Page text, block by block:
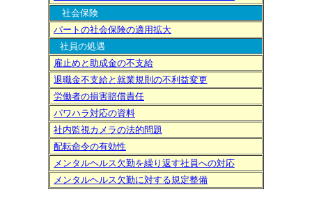
社会保険
パートの社会保険の適用拡大
社員の処遇
雇止めと助成金の不支給
退職金不支給と就業規則の不利益変更
労働者の損害賠償責任
パワハラ対応の資料
社内監視カメラの法的問題
配転命令の有効性
メンタルヘルス欠勤を繰り返す社員への対応
メンタルヘルス欠勤に対する規定整備